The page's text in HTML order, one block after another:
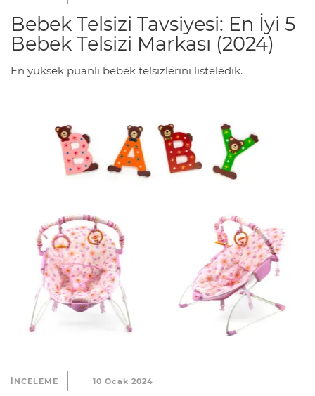
Bebek Telsizi Tavsiyesi: En İyi 5
Bebek Telsizi Markası (2024)
En yüksek puanlı bebek telsizlerini listeledik.
INCELEME 10 Ocak 2024